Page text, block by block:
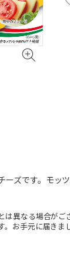
ーズです。モッ
は異なる場合が
。お手元に届きま